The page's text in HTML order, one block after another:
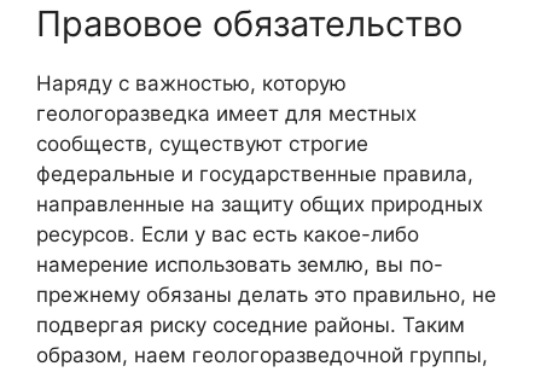
Правовое обязательство
Наряду с важностью, которую
геологоразведка имеет для местных
сообществ, существуют строгие
федеральные и государственные правила,
направленные на защиту общих природных
ресурсов. Если у вас есть какое-либо
намерение использовать землю, вы по-
прежнему обязаны делать это правильно, не
подвергая риску соседние районы. Таким
образом, наем геологоразведочной группы,